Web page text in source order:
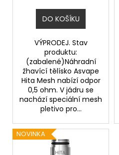
DO KOŠÍKU
VÝPRODEJ. Stav
produktu:
(zabalené)Náhradní
žhavící tělísko Asvape
Hita Mesh nabízí odpor
0,5 ohm. V jádru se
nachází speciální mesh
pletivo pro...
NOVINKA